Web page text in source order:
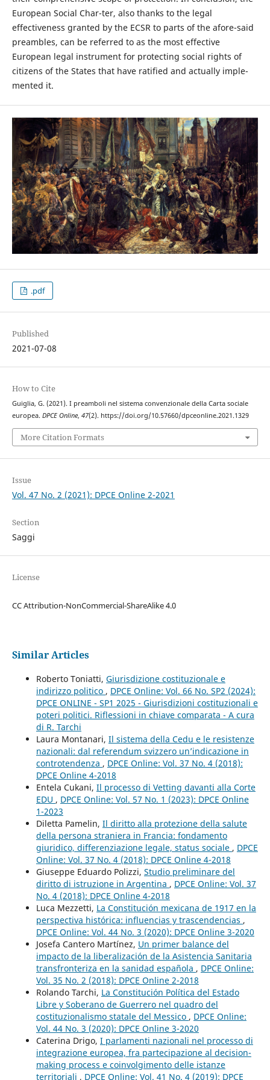
European Social Char-ter, also thanks to the legal
effectiveness granted by the ECSR to parts of the afore-said
preambles, can be referred to as the most effective
European legal instrument for protecting social rights of
citizens of the States that have ratified and actually imple-
mented it.
.pdf
Published
2021-07-08
How to Cite
Guiglia, G. (2021). I preamboli nel sistema convenzionale della Carta sociale
europea. DPCE Online, 47(2). https://doi.org/10.57660/dpceonline.2021.1329
More Citation Formats
Issue
Vol. 47 No. 2 (2021): DPCE Online 2-2021
Section
Saggi
License
CC Attribution-NonCommercial-ShareAlike 4.0
Similar Articles
Roberto Toniatti, Giurisdizione costituzionale e
indirizzo politico , DPCE Online: Vol. 66 No. SP2 (2024):
DPCE ONLINE - SP1 2025 - Giurisdizioni costituzionali e
poteri politici. Riflessioni in chiave comparata - A cura
di R. Tarchi
Laura Montanari, Il sistema della Cedu e le resistenze
nazionali: dal referendum svizzero un’indicazione in
controtendenza , DPCE Online: Vol. 37 No. 4 (2018):
DPCE Online 4-2018
Entela Cukani, Il processo di Vetting davanti alla Corte
EDU , DPCE Online: Vol. 57 No. 1 (2023): DPCE Online
1-2023
Diletta Pamelin, Il diritto alla protezione della salute
della persona straniera in Francia: fondamento
giuridico, differenziazione legale, status sociale , DPCE
Online: Vol. 37 No. 4 (2018): DPCE Online 4-2018
Giuseppe Eduardo Polizzi, Studio preliminare del
diritto di istruzione in Argentina , DPCE Online: Vol. 37
No. 4 (2018): DPCE Online 4-2018
Luca Mezzetti, La Constitución mexicana de 1917 en la
perspectiva histórica: influencias y trascendencias ,
DPCE Online: Vol. 44 No. 3 (2020): DPCE Online 3-2020
Josefa Cantero Martínez, Un primer balance del
impacto de la liberalización de la Asistencia Sanitaria
transfronteriza en la sanidad española , DPCE Online:
Vol. 35 No. 2 (2018): DPCE Online 2-2018
Rolando Tarchi, La Constitución Política del Estado
Libre y Soberano de Guerrero nel quadro del
costituzionalismo statale del Messico , DPCE Online:
Vol. 44 No. 3 (2020): DPCE Online 3-2020
Caterina Drigo, I parlamenti nazionali nel processo di
integrazione europea, fra partecipazione al decision-
making process e coinvolgimento delle istanze
territoriali , DPCE Online: Vol. 41 No. 4 (2019): DPCE